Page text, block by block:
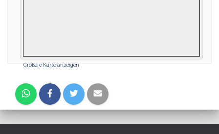
Größere Karte anzeigen